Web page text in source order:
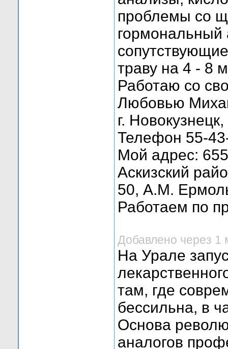
проблемы со
гормональный
траву на 4 - 8
Работаю со
Любовью
г.
Телефон 55-
Мой адрес:
Аскизский
50, А.М.
Работаем по
Добавлено через 1
На Урале
там, где
бессильна, в
Основа
аналогов